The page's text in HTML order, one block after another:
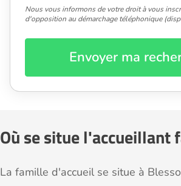
Nous vous informons de votre droit à vous
d'opposition au démarchage téléphonique
Envoyer ma
Où se situe l'accueillant
La famille d'accueil se situe à